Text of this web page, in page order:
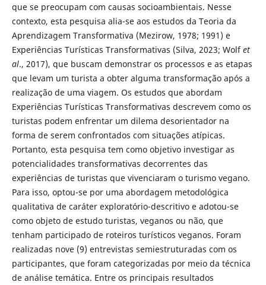
que se preocupam com causas socioambientais. Nesse
contexto, esta pesquisa alia-se aos estudos da Teoria da
Aprendizagem Transformativa (Mezirow, 1978; 1991) e
Experiências Turísticas Transformativas (Silva, 2023; Wolfet
al., 2017), que buscam demonstrar os processos e as etapas
que levam um turista a obter alguma transformação após a
realização de uma viagem. Os estudos que abordam
Experiências Turísticas Transformativas descrevem como os
turistas podem enfrentar um dilema desorientador na
forma de serem confrontados com situações atípicas.
Portanto, esta pesquisa tem como objetivo investigar as
potencialidades transformativas decorrentes das
experiências de turistas que vivenciaram o turismo vegano.
Para isso, optou-se por uma abordagem metodológica
qualitativa de caráter exploratório-descritivo e adotou-se
como objeto de estudo turistas, veganos ou não, que
tenham participado de roteiros turísticos veganos. Foram
realizadas nove (9) entrevistas semiestruturadas com os
participantes, que foram categorizadas por meio da técnica
de análise temática. Entre os principais resultados